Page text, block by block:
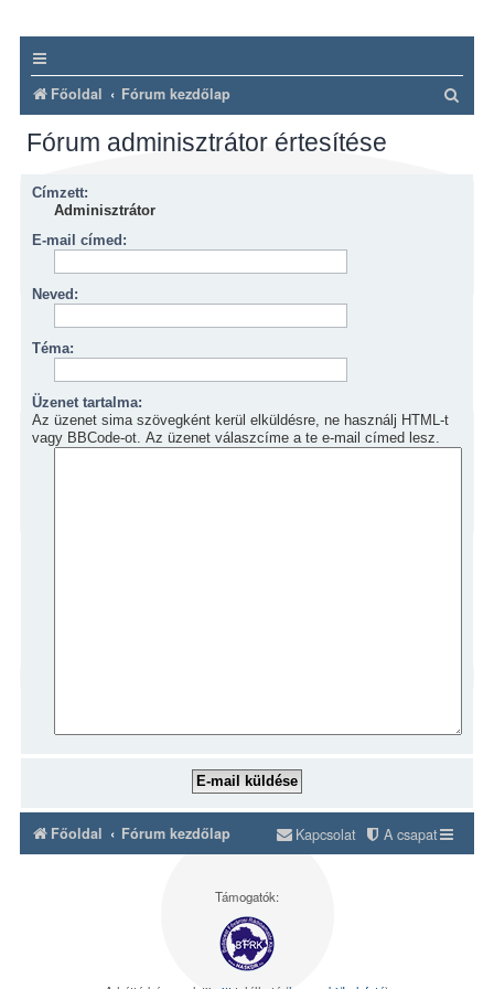
Főoldal Fórum kezdőlap
Fórum adminisztrátor értesítése
Címzett:
Adminisztrátor
E-mail címed:
Neved:
Téma:
Üzenet tartalma:
Az üzenet sima szövegként kerül elküldésre, ne használj HTML-t
vagy BBCode-ot. Az üzenet válaszcíme a te e-mail címed lesz.
Főoldal Fórum kezdőlap A csapat
Kapcsolat
Támogatók: